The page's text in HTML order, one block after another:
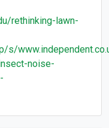
rethinking-lawn-
s/
noise-